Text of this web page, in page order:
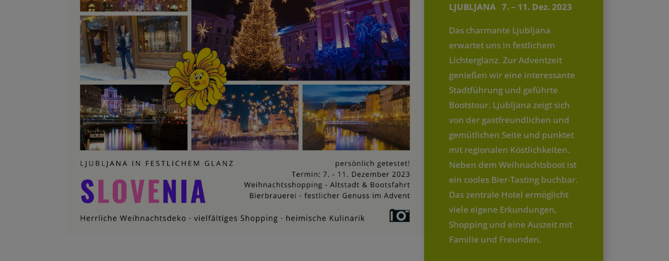
LJUBLJANA 7. – 11. Dez. 2023
Das charmante Ljubljana
erwartet uns in festlichem
Lichterglanz. Zur Adventzeit
genießen wir eine interessante
Stadtführung und geführte
Bootstour. Ljubljana zeigt sich
von der gastfreundlichen und
gemütlichen Seite und punktet
mit regionalen Köstlichkeiten.
Neben dem Weihnachtsboot ist
ein cooles Bier-Tasting buchbar.
Das zentrale Hotel ermöglicht
viele eigene Erkundungen,
Shopping und eine Auszeit mit
Familie und Freunden.